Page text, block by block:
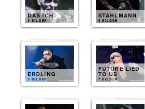
DAS ICH
9 BILDER
STAHLMANN
8 BILDER
ERDLING
8 BILDER
FUTURE LIED
TO US
7 BILDER